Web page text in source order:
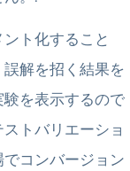
ト化すること
解を招く結果を
を表示するので
トバリエーショ
コンバージョン